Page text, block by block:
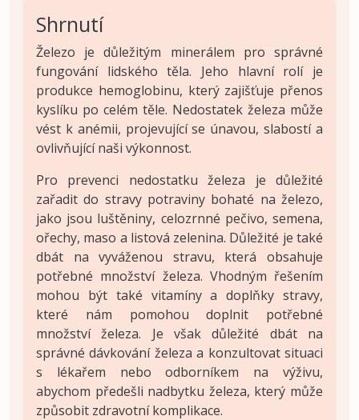
Shrnutí
Železo je důležitým minerálem pro správné
fungování lidského těla. Jeho hlavní rolí je
produkce hemoglobinu, který zajišťuje přenos
kyslíku po celém těle. Nedostatek železa může
vést k anémii, projevující se únavou, slabostí a
ovlivňující naši výkonnost.
Pro prevenci nedostatku železa je důležité
zařadit do stravy potraviny bohaté na železo,
jako jsou luštěniny, celozrnné pečivo, semena,
ořechy, maso a listová zelenina. Důležité je také
dbát na vyváženou stravu, která obsahuje
potřebné množství železa. Vhodným řešením
mohou být také vitamíny a doplňky stravy,
které nám pomohou doplnit potřebné
množství železa. Je však důležité dbát na
správné dávkování železa a konzultovat situaci
s lékařem nebo odborníkem na výživu,
abychom předešli nadbytku železa, který může
způsobit zdravotní komplikace.